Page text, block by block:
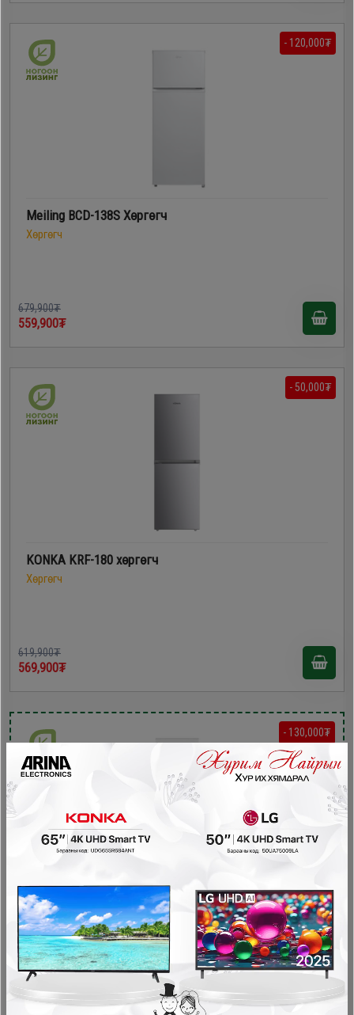
- 120,000₮
Meiling BCD-138S Хөргөгч
Хөргөгч
679,900₮
559,900₮
- 50,000₮
KONKA KRF-180 хөргөгч
Хөргөгч
619,900₮
569,900₮
- 130,000₮
Skyworth SRM-216DB-W хөргөгч
Хөргөгч
729,900₮